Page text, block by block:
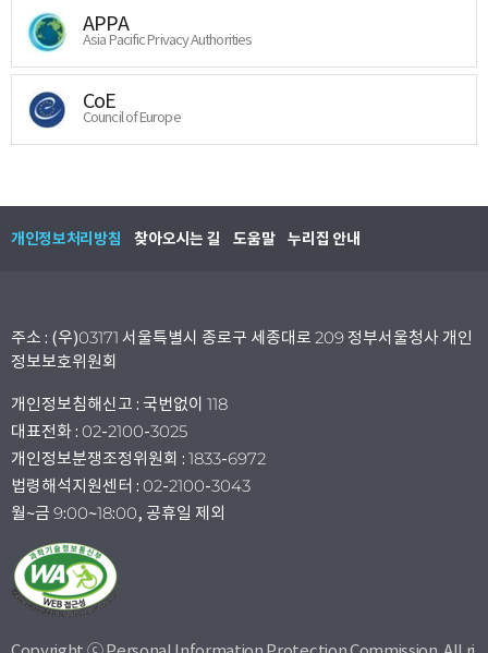
APPA
Asia Pacific Privacy Authorities
CoE
Council of Europe
개인정보처리방침 찾아오시는 길 도움말 누리집 안내
주소 : (우)03171 서울특별시 종로구 세종대로 209 정부서울청사 개인
정보보호위원회
개인정보침해신고 : 국번없이 118
대표전화 : 02-2100-3025
개인정보분쟁조정위원회 : 1833-6972
법령해석지원센터 : 02-2100-3043
월~금 9:00~18:00, 공휴일 제외